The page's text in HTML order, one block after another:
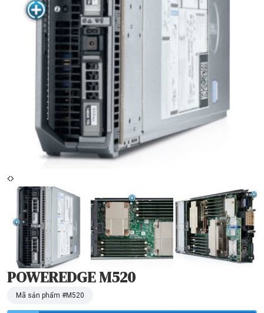
POWEREDGE M520
Mã sản phẩm #M520